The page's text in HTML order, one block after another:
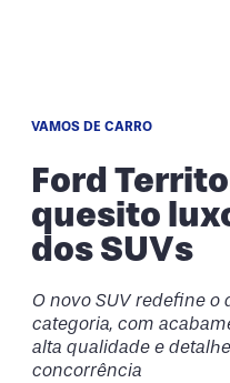
VAMOS DE CARRO
Ford
quesito
dos SUVs
O novo SUV redefine o
categoria, com
alta qualidade e
concorrência